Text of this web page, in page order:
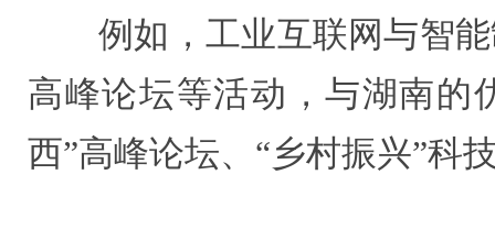
例如，工业互联网与智
高峰论坛等活动，与湖南的
西”高峰论坛、“乡村振兴”科